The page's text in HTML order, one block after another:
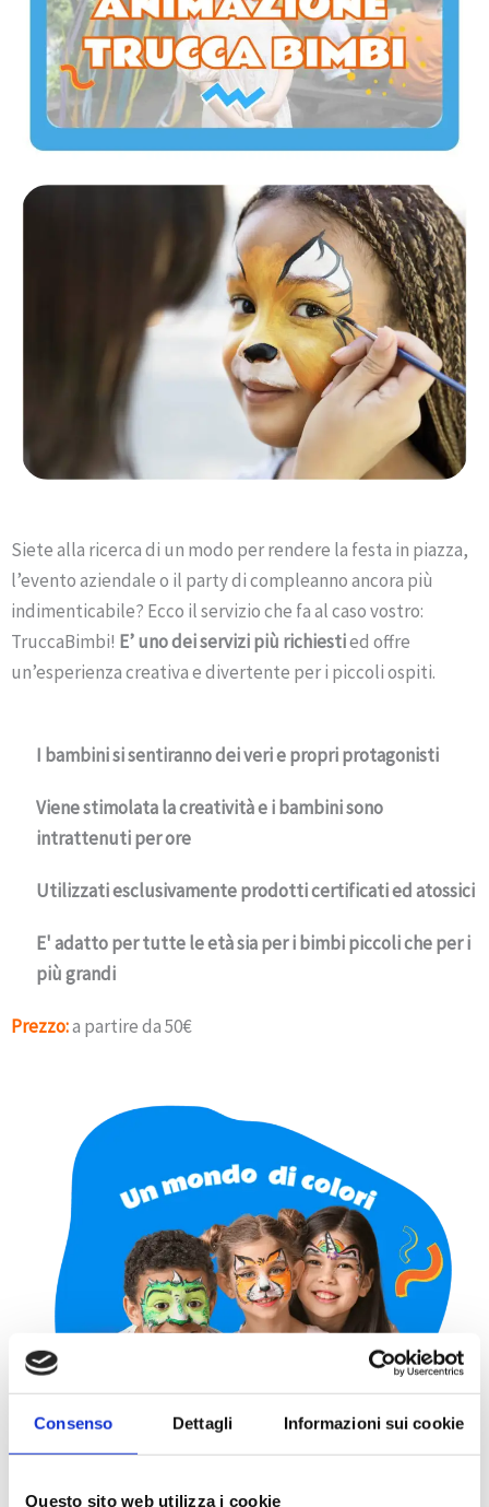
Consenso Dettagli Informazioni sui cookie
Questo sito web utilizza i cookie
Siete alla ricerca di un modo per rendere la festa in piazza,
l’evento aziendale o il party di compleanno ancora più
indimenticabile? Ecco il servizio che fa al caso vostro:
TruccaBimbi! E’ uno dei servizi più richiestied offre
un’esperienza creativa e divertente per i piccoli ospiti.
I bambini si sentiranno dei veri e propri protagonisti
Viene stimolata la creatività e i bambini sono
intrattenuti per ore
Utilizzati esclusivamente prodotti certificati ed atossici
E' adatto per tutte le età sia per i bimbi piccoli che per i
più grandi
Prezzo:a partire da 50€